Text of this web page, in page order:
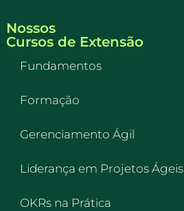
Nossos
Cursos de Extensão
Fundamentos
Formação
Gerenciamento Ágil
Liderança em Projetos Ágeis
OKRs na Prática